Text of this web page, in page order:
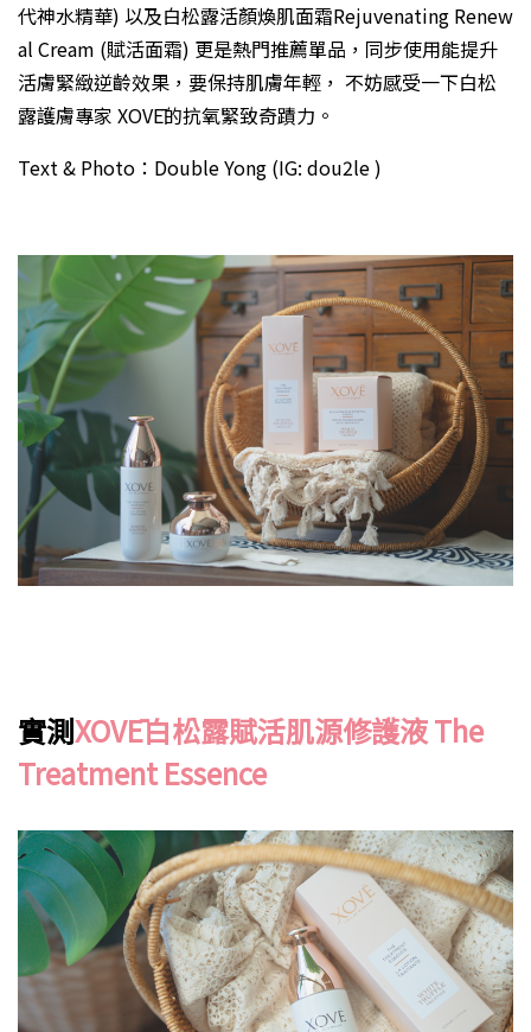
代神水精華) 以及白松露活顏煥肌面霜Rejuvenating Renew
al Cream (賦活面霜) 更是熱門推薦單品，同步使用能提升
活膚緊緻逆齡效果，要保持肌膚年輕， 不妨感受一下白松
露護膚專家 XOVĒ的抗氧緊致奇蹟力。
Text & Photo：Double Yong (IG: dou2le )
實測XOVĒ白松露賦活肌源修護液 The
Treatment Essence